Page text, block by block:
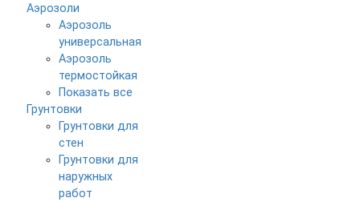
Аэрозоли
Аэрозоль
универсальная
Аэрозоль
термостойкая
Показать все
Грунтовки
Грунтовки для
стен
Грунтовки для
наружных
работ